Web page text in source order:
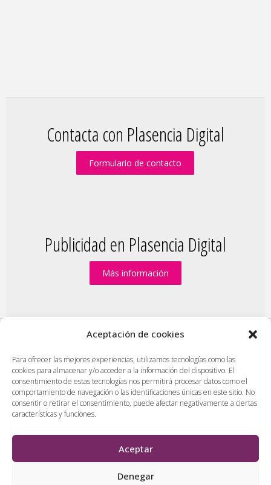
Aceptación de cookies
Para ofrecer las mejores experiencias, utilizamos tecnologías como las
cookies para almacenar y/o acceder a la información del dispositivo. El
consentimiento de estas tecnologías nos permitirá procesar datos como el
comportamiento de navegación o las identificaciones únicas en este sitio. No
consentir o retirar el consentimiento, puede afectar negativamente a ciertas
características y funciones.
Aceptar
Denegar
Contacta con Plasencia Digital
Formulario de contacto
Publicidad en Plasencia Digital
Más información
PlasenciaDigital.com | Formulario de contacto
Publicidad en Plasencia Digital
|
Política de cookies (UE)
| Protección de datos
|
Aviso legal
| Diseño web en Plasencia
por los administradores antes de ser publicado. No se aceptarán
contenidos que falten al respeto, insulten o desprecien a